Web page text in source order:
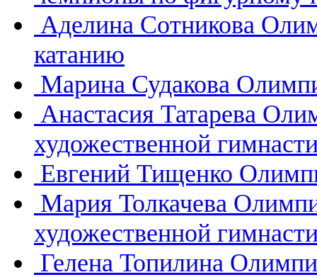
Аделина Сотникова
катанию
Марина Судакова
Анастасия Татарева
художественной
Евгений Тищенко
Мария Толкачева
художественной
Гелена Топилина